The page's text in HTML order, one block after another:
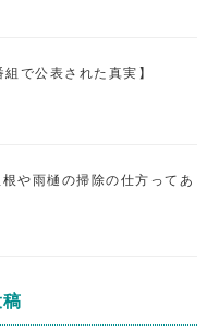
で公表された真実】
や雨樋の掃除の仕方ってあ